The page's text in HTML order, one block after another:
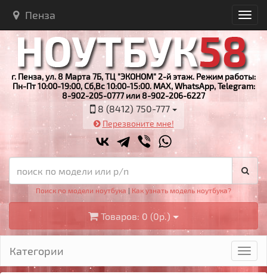
Пенза
г. Пенза, ул. 8 Марта 7Б, ТЦ "ЭКОНОМ" 2-й этаж. Режим работы:
Пн-Пт 10:00-19:00, Сб,Вс 10:00-15:00. MAX, WhatsApp, Telegram:
8-902-205-0777 или 8-902-206-6227
8 (8412) 750-777
Перезвоните мне!
Поиск по модели ноутбука | Как узнать модель ноутбука?
Товаров: 0 (0р.)
Категории